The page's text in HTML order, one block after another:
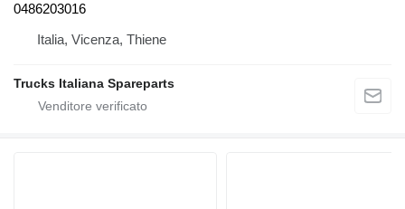
0486203016
Italia, Vicenza, Thiene
Trucks Italiana Spareparts